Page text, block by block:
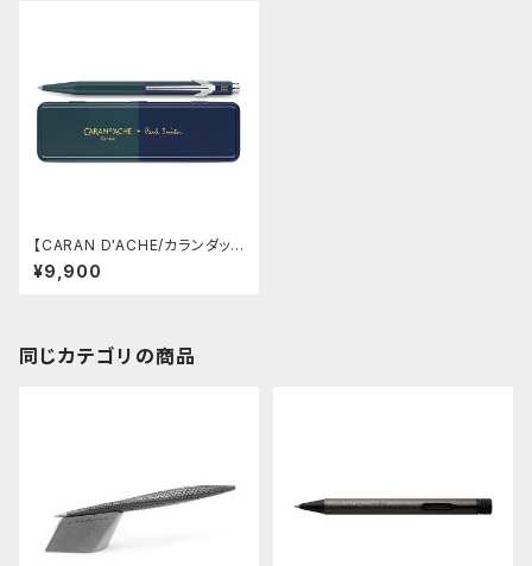
【CARAN D'ACHE/カランダッシ
ュ】カランダッシュ + ポール·スミ
ス エディション4 ボールペン(レ
¥9,900
同じカテゴリの商品